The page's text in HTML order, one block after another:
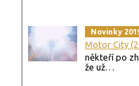
Novinky
Motor City
někteří po
že už…